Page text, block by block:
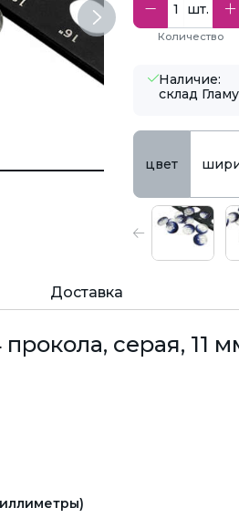
Next
шт.
Количество
Наличие:
склад
цвет
Доставка
серая, 11